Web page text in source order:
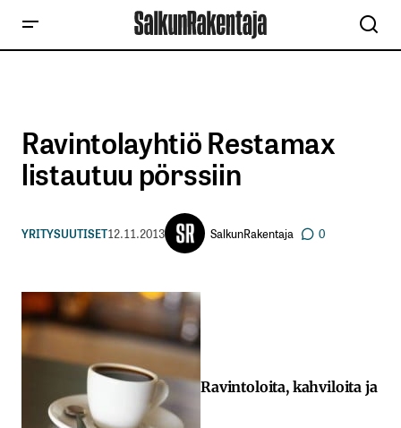
Ravintolayhtiö Restamax
listautuu pörssiin
YRITYSUUTISET12.11.2013 SalkunRakentaja 0
Ravintoloita, kahviloita ja